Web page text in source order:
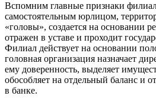
Вспомним главные признаки
самостоятельным юрлицом,
«головы», создается на основании
отражен в уставе и проходит
Филиал действует на основании
головная организация назначает
ему доверенность, выделяет
обособляет на отдельный баланс и
в банке.